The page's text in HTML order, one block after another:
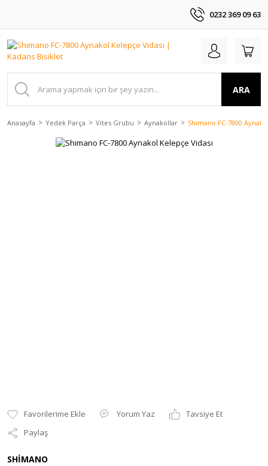
0232 369 09 63
ARA
Anasayfa Yedek Parça Vites Grubu Aynakollar Shimano FC-7800
Yorum Yaz
Tavsiye Et
Paylaş
SHİMANO